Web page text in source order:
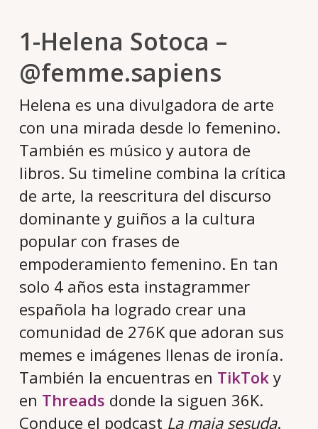
1-Helena Sotoca –
@femme.sapiens
Helena es una divulgadora de arte
con una mirada desde lo femenino.
También es músico y autora de
libros. Su timeline combina la crítica
de arte, la reescritura del discurso
dominante y guiños a la cultura
popular con frases de
empoderamiento femenino. En tan
solo 4 años esta instagrammer
española ha logrado crear una
comunidad de 276K que adoran sus
memes e imágenes llenas de ironía.
También la encuentras en TikToky
en Threads donde la siguen 36K.
Conduce el podcast La maja sesuda.